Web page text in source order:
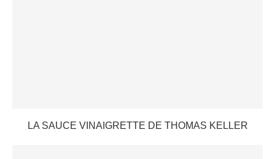
LA SAUCE VINAIGRETTE DE THOMAS KELLER